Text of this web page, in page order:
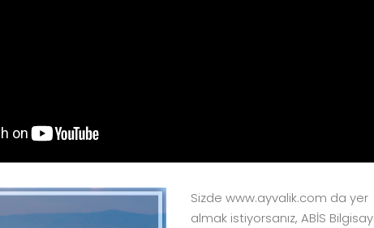
Sizde www.ayvalik.com da yer
almak istiyorsanız, ABİS